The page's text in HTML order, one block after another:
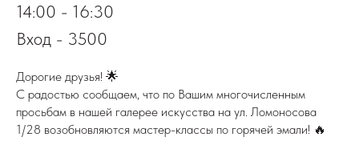
14:00 - 16:30
Вход - 3500
Дорогие друзья! 🌟
С радостью сообщаем, что по Вашим многочисленным
просьбам в нашей галерее искусства на ул. Ломоносова
1/28 возобновляются мастер-классы по горячей эмали! 🔥